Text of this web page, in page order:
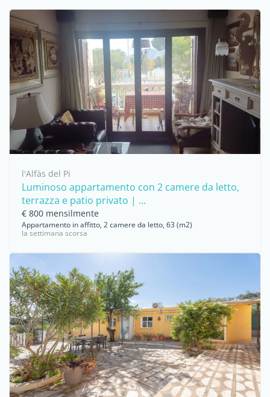
l'Alfàs del Pi
Luminoso appartamento con 2 camere da letto,
terrazza e patio privato | ...
€ 800 mensilmente
Appartamento in affitto, 2 camere da letto, 63 (m2)
la settimana scorsa